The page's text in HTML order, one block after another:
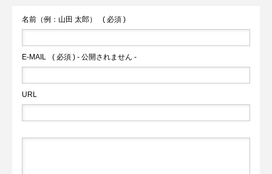
名前（例：山田 太郎） ( 必須 )
E-MAIL ( 必須 ) - 公開されません -
URL